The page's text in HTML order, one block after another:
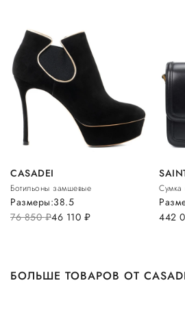
CASADEI
Ботильоны замшевые
76 850руб.46 110 руб.
Размеры:38.5
Сумка
442
БОЛЬШЕ ТОВАРОВ ОТ